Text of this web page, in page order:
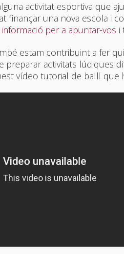
activitat esportiva que
finançar una nova escola i
per a apuntar-vos i
estam contribuint a fer
preparar activitats lúdiques
vídeo tutorial de balll que